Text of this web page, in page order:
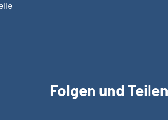
Folgen und Teilen